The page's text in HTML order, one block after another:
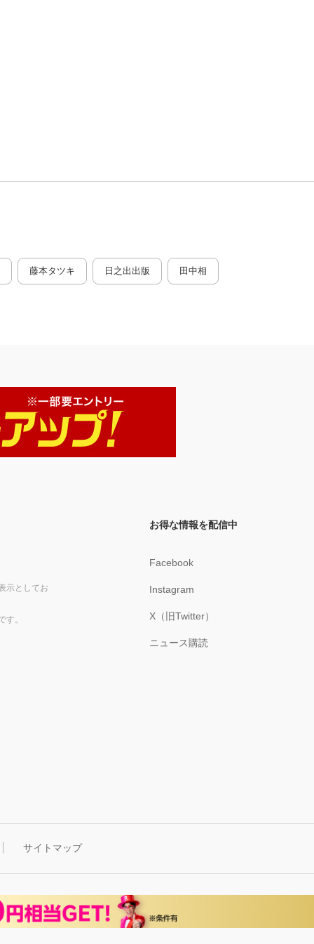
藤本タツキ 日之出出版 田中相
示としてお
す。
お得な情報を配信中
Facebook
Instagram
X（旧Twitter）
ニュース購読
サイトマップ